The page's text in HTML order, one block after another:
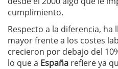
cumplimiento.
Respecto a la diferencia,
mayor frente a los costes
crecieron por debajo del
lo que a España refiere ya